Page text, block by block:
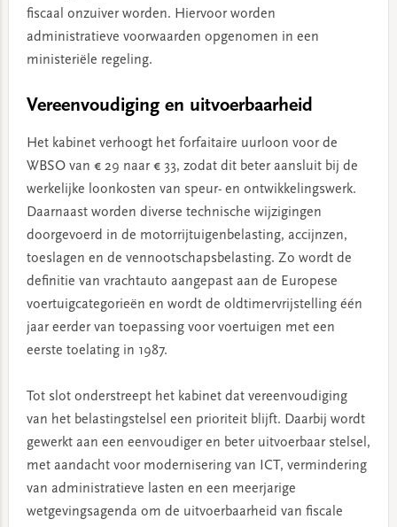
fiscaal onzuiver worden. Hiervoor worden
administratieve voorwaarden opgenomen in een
ministeriële regeling.
Vereenvoudiging en uitvoerbaarheid
Het kabinet verhoogt het forfaitaire uurloon voor de
WBSO van € 29 naar € 33, zodat dit beter aansluit bij de
werkelijke loonkosten van speur- en ontwikkelingswerk.
Daarnaast worden diverse technische wijzigingen
doorgevoerd in de motorrijtuigenbelasting, accijnzen,
toeslagen en de vennootschapsbelasting. Zo wordt de
definitie van vrachtauto aangepast aan de Europese
voertuigcategorieën en wordt de oldtimervrijstelling één
jaar eerder van toepassing voor voertuigen met een
eerste toelating in 1987.
Tot slot onderstreept het kabinet dat vereenvoudiging
van het belastingstelsel een prioriteit blijft. Daarbij wordt
gewerkt aan een eenvoudiger en beter uitvoerbaar stelsel,
met aandacht voor modernisering van ICT, vermindering
van administratieve lasten en een meerjarige
wetgevingsagenda om de uitvoerbaarheid van fiscale